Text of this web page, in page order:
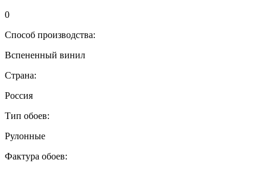
0
Способ производства:
Вспененный винил
Страна:
Россия
Тип обоев:
Рулонные
Фактура обоев: